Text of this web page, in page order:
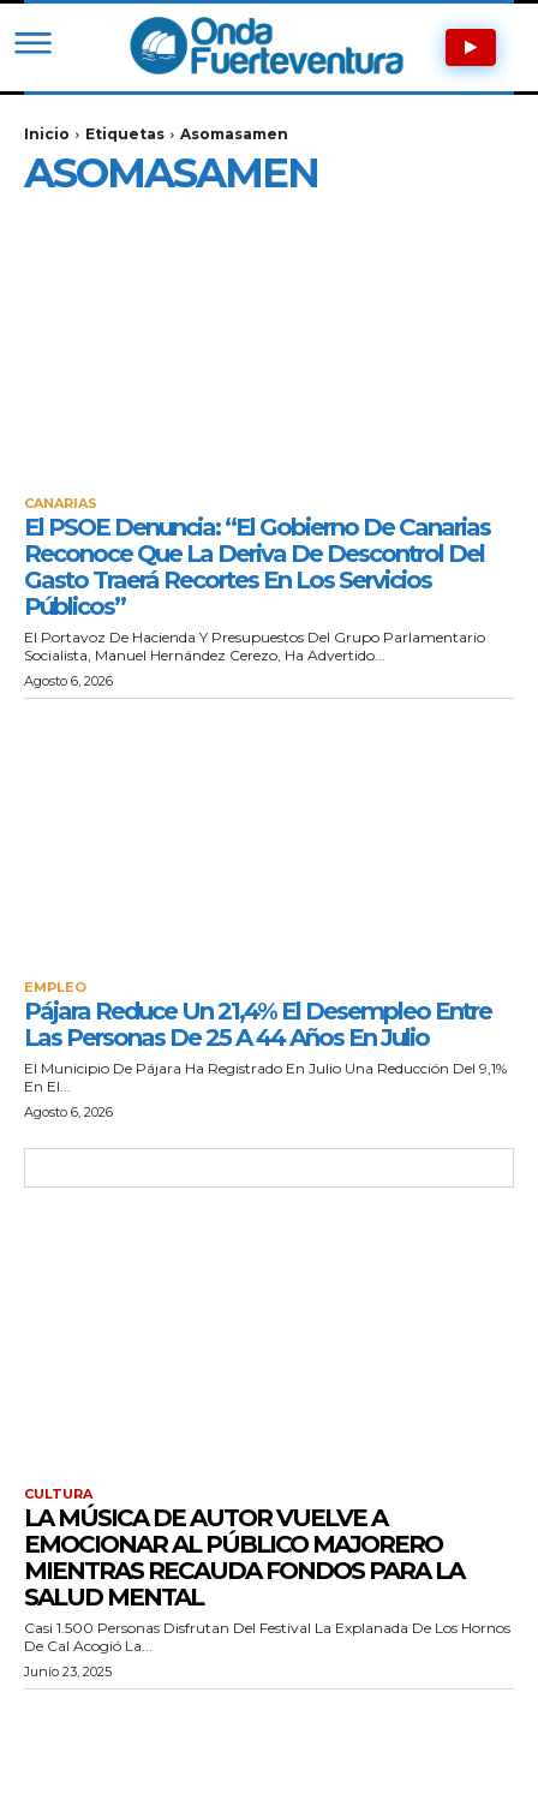
Inicio Etiquetas Asomasamen
ASOMASAMEN
CANARIAS
El PSOE Denuncia: “El Gobierno De Canarias
Reconoce Que La Deriva De Descontrol Del
Gasto Traerá Recortes En Los Servicios
Públicos”
El Portavoz De Hacienda Y Presupuestos Del Grupo Parlamentario
Socialista, Manuel Hernández Cerezo, Ha Advertido...
Agosto 6, 2026
EMPLEO
Pájara Reduce Un 21,4% El Desempleo Entre
Las Personas De 25 A 44 Años En Julio
El Municipio De Pájara Ha Registrado En Julio Una Reducción Del 9,1%
En El...
Agosto 6, 2026
CULTURA
LA MÚSICA DE AUTOR VUELVE A
EMOCIONAR AL PÚBLICO MAJORERO
MIENTRAS RECAUDA FONDOS PARA LA
SALUD MENTAL
Casi 1.500 Personas Disfrutan Del Festival La Explanada De Los Hornos
De Cal Acogió La...
Junio 23, 2025